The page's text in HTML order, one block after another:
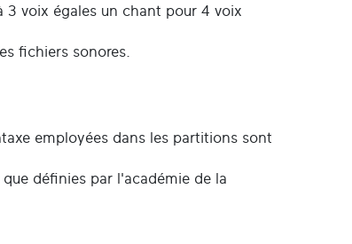
3 voix égales un chant pour 4 voix
fichiers sonores.
employées dans les partitions sont
définies par l'académie de la